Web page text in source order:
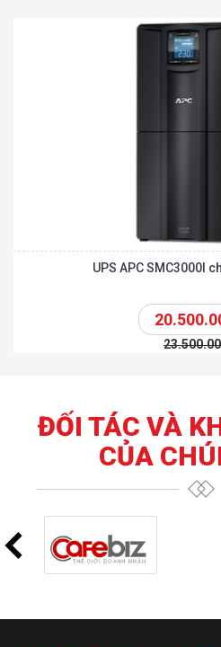
UPS APC SMC3000I
ĐỐI TÁC VÀ
CỦA